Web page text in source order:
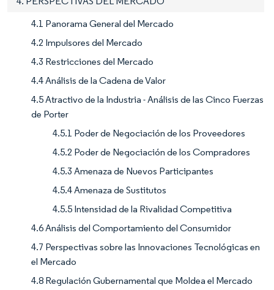
4.1 Panorama General del Mercado
4.2 Impulsores del Mercado
4.3 Restricciones del Mercado
4.4 Análisis de la Cadena de Valor
4.5 Atractivo de la Industria - Análisis de las Cinco Fuerzas
de Porter
4.5.1 Poder de Negociación de los Proveedores
4.5.2 Poder de Negociación de los Compradores
4.5.3 Amenaza de Nuevos Participantes
4.5.4 Amenaza de Sustitutos
4.5.5 Intensidad de la Rivalidad Competitiva
4.6 Análisis del Comportamiento del Consumidor
4.7 Perspectivas sobre las Innovaciones Tecnológicas en
el Mercado
4.8 Regulación Gubernamental que Moldea el Mercado